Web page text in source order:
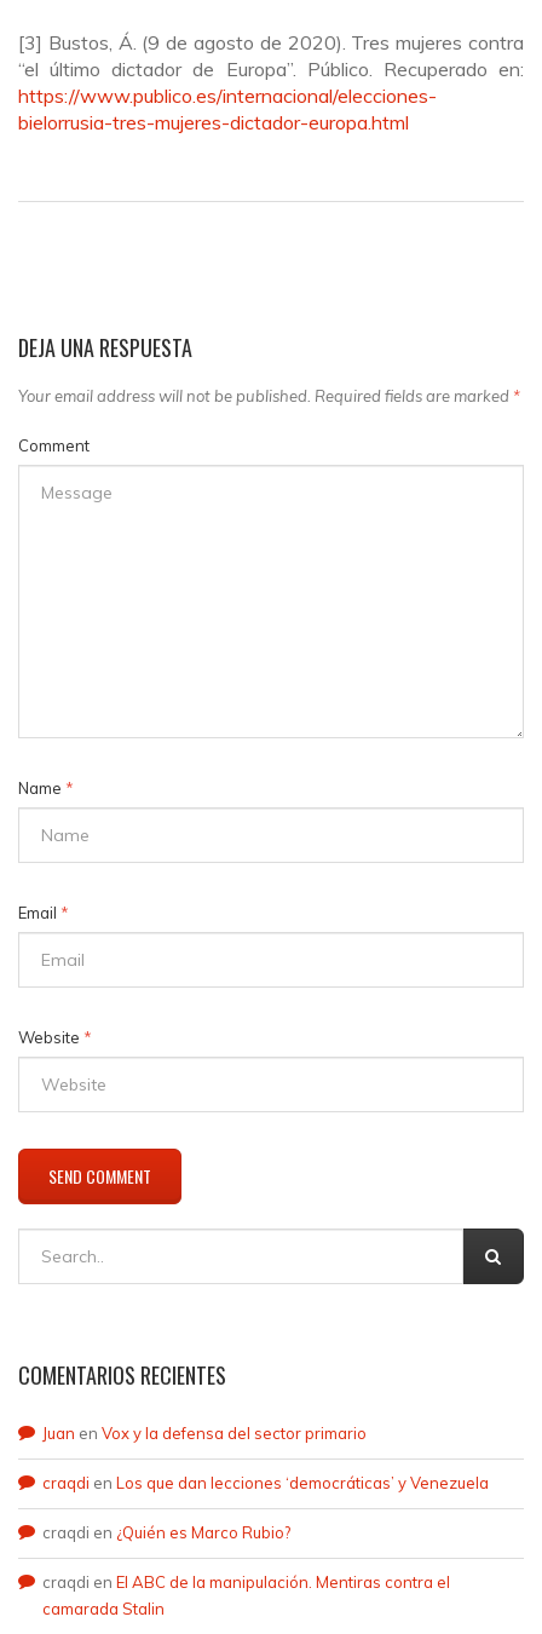
[3] Bustos, Á. (9 de agosto de 2020). Tres mujeres contra
“el último dictador de Europa”. Público. Recuperado en:
https://www.publico.es/internacional/elecciones-
bielorrusia-tres-mujeres-dictador-europa.html
DEJA UNA RESPUESTA
Your email address will not be published. Required fields are marked *
Comment
Name *
Email *
Website *
COMENTARIOS RECIENTES
Juan en Vox y la defensa del sector primario
craqdi en Los que dan lecciones ‘democráticas’ y Venezuela
craqdi en ¿Quién es Marco Rubio?
craqdi en El ABC de la manipulación. Mentiras contra el
camarada Stalin